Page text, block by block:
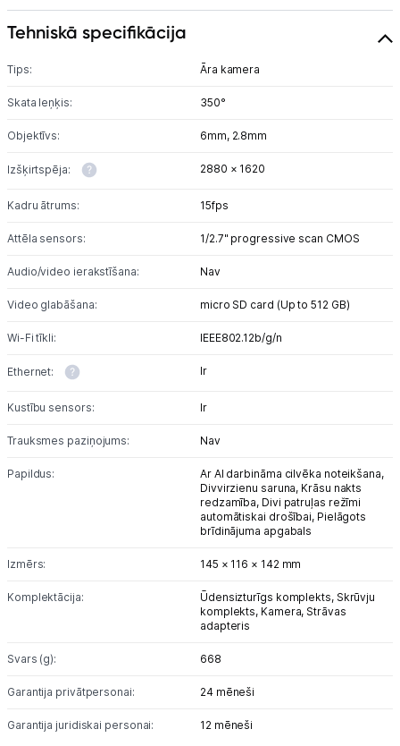
Informācija
Tehniskā specifikācija
Tips: Āra kamera
Skata leņķis: 350°
Objektīvs: 6mm, 2.8mm
Izšķirtspēja: 2880 × 1620
Kadru ātrums: 15fps
Attēla sensors: 1/2.7" progressive scan CMOS
Audio/video ierakstīšana: Nav
Video glabāšana: micro SD card (Up to 512 GB)
Wi-Fi tīkli: IEEE802.12b/g/n
Ethernet: Ir
Kustību sensors: Ir
Trauksmes paziņojums: Nav
Papildus:
Ar AI darbināma cilvēka noteikšana,
Divvirzienu saruna, Krāsu nakts
redzamība, Divi patruļas režīmi
automātiskai drošībai, Pielāgots
brīdinājuma apgabals
Izmērs: 145 × 116 × 142 mm
Komplektācija: Ūdensizturīgs komplekts, Skrūvju
komplekts, Kamera, Strāvas
adapteris
Svars (g): 668
Garantija privātpersonai: 24 mēneši
Garantija juridiskai personai: 12 mēneši